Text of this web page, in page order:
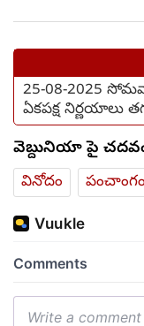
25-08-2025
ఏకపక్ష నిర్ణయాలు
వెబ్దునియా పై
వినోదం
పంచాంగం